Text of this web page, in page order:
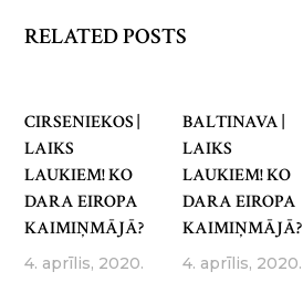
RELATED POSTS
CIRSENIEKOS |
LAIKS
LAUKIEM! KO
DARA EIROPA
KAIMIŅMĀJĀ?
4. aprīlis, 2020.
BALTINAVA |
LAIKS
LAUKIEM! KO
DARA EIROPA
KAIMIŅMĀJĀ?
4. aprīlis, 2020.